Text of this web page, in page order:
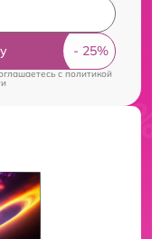
cполитикой